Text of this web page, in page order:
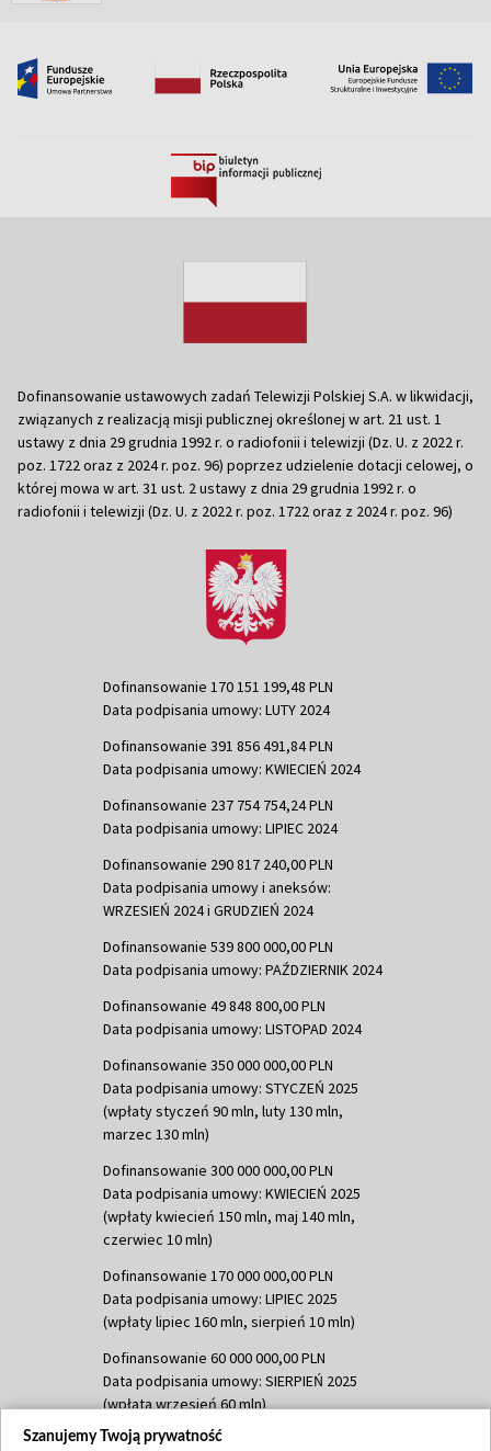
Dofinansowanie ustawowych zadań Telewizji Polskiej S.A. w likwidacji,
związanych z realizacją misji publicznej określonej w art. 21 ust. 1
ustawy z dnia 29 grudnia 1992 r. o radiofonii i telewizji (Dz. U. z 2022 r.
poz. 1722 oraz z 2024 r. poz. 96) poprzez udzielenie dotacji celowej, o
której mowa w art. 31 ust. 2 ustawy z dnia 29 grudnia 1992 r. o
radiofonii i telewizji (Dz. U. z 2022 r. poz. 1722 oraz z 2024 r. poz. 96)
Dofinansowanie 170 151 199,48 PLN
Data podpisania umowy: LUTY 2024
Dofinansowanie 391 856 491,84 PLN
Data podpisania umowy: KWIECIEŃ 2024
Dofinansowanie 237 754 754,24 PLN
Data podpisania umowy: LIPIEC 2024
Dofinansowanie 290 817 240,00 PLN
Data podpisania umowy i aneksów:
WRZESIEŃ 2024 i GRUDZIEŃ 2024
Dofinansowanie 539 800 000,00 PLN
Data podpisania umowy: PAŹDZIERNIK 2024
Dofinansowanie 49 848 800,00 PLN
Data podpisania umowy: LISTOPAD 2024
Dofinansowanie 350 000 000,00 PLN
Data podpisania umowy: STYCZEŃ 2025
(wpłaty styczeń 90 mln, luty 130 mln,
marzec 130 mln)
Dofinansowanie 300 000 000,00 PLN
Data podpisania umowy: KWIECIEŃ 2025
(wpłaty kwiecień 150 mln, maj 140 mln,
czerwiec 10 mln)
Dofinansowanie 170 000 000,00 PLN
Data podpisania umowy: LIPIEC 2025
(wpłaty lipiec 160 mln, sierpień 10 mln)
Dofinansowanie 60 000 000,00 PLN
Data podpisania umowy: SIERPIEŃ 2025
(wpłata wrzesień 60 mln)
Dofinansowanie 635 783 051,21 PLN
Szanujemy Twoją prywatność